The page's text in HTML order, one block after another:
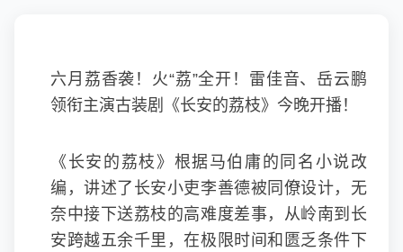
六月荔香袭！火“荔”全开！雷佳音、岳云鹏
领衔主演古装剧《长安的荔枝》今晚开播！
《长安的荔枝》根据马伯庸的同名小说改
编，讲述了长安小吏李善德被同僚设计，无
奈中接下送荔枝的高难度差事，从岭南到长
安跨越五余千里，在极限时间和匮乏条件下